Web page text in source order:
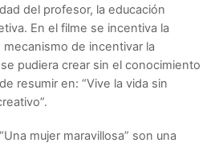
del profesor, la educación
En el filme se incentiva la
de incentivar la
pudiera crear sin el conocimiento
resumir en: “Vive la vida sin
mujer maravillosa” son una